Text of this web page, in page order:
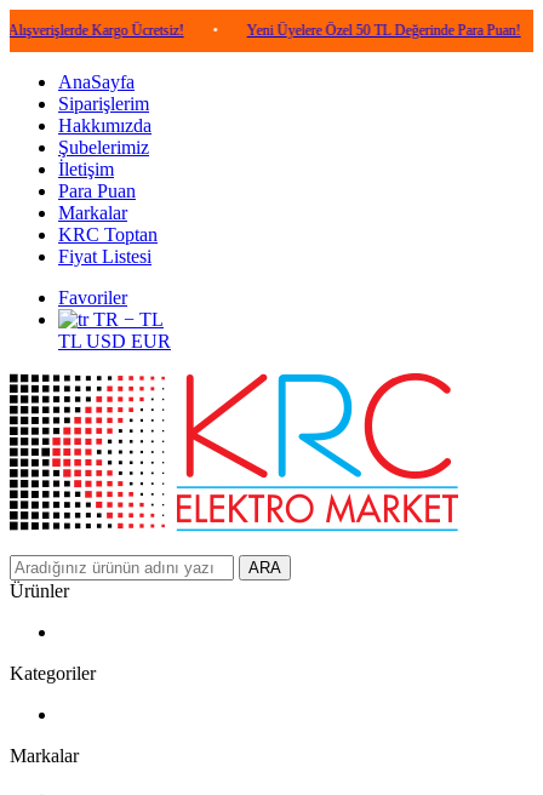
Kargo Ücretsiz! • Yeni Üyelere Özel 50 TL Değerinde Para Puan! •
AnaSayfa
Siparişlerim
Hakkımızda
Şubelerimiz
İletişim
Para Puan
Markalar
KRC Toptan
Fiyat Listesi
Favoriler
TR − TL
TL USD EUR
ARA
Ürünler
Kategoriler
Markalar